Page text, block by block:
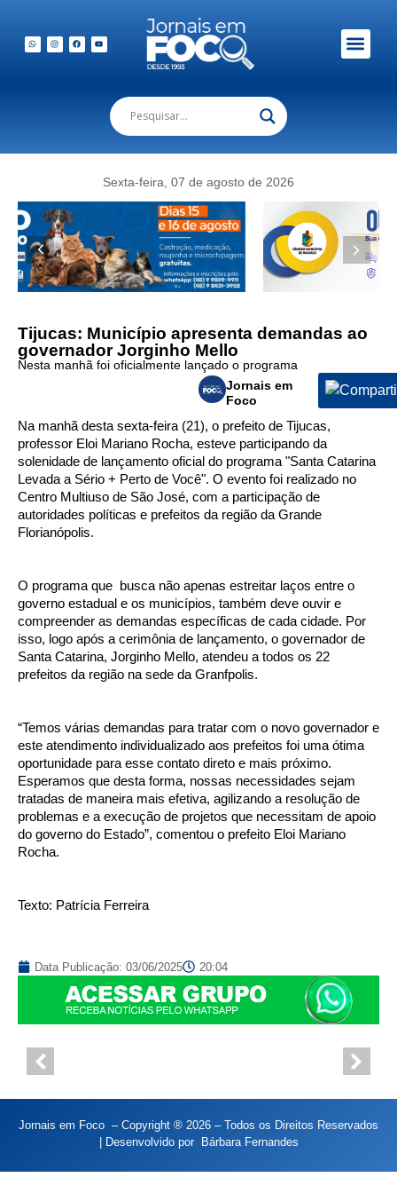
Sexta-feira, 07 de agosto de 2026
Tijucas: Município apresenta demandas ao
governador Jorginho Mello
Nesta manhã foi oficialmente lançado o programa
Jornais em
Foco
Na manhã desta sexta-feira (21), o prefeito de Tijucas,
professor Eloi Mariano Rocha, esteve participando da
solenidade de lançamento oficial do programa "Santa Catarina
Levada a Sério + Perto de Você". O evento foi realizado no
Centro Multiuso de São José, com a participação de
autoridades políticas e prefeitos da região da Grande
Florianópolis.
O programa que busca não apenas estreitar laços entre o
governo estadual e os municípios, também deve ouvir e
compreender as demandas específicas de cada cidade. Por
isso, logo após a cerimônia de lançamento, o governador de
Santa Catarina, Jorginho Mello, atendeu a todos os 22
prefeitos da região na sede da Granfpolis.
“Temos várias demandas para tratar com o novo governador e
este atendimento individualizado aos prefeitos foi uma ótima
oportunidade para esse contato direto e mais próximo.
Esperamos que desta forma, nossas necessidades sejam
tratadas de maneira mais efetiva, agilizando a resolução de
problemas e a execução de projetos que necessitam de apoio
do governo do Estado”, comentou o prefeito Eloi Mariano
Rocha.
Texto: Patrícia Ferreira
Data Publicação: 03/06/2025 20:04
Jornais em Foco – Copyright ® 2026 – Todos os Direitos Reservados
| Desenvolvido por Bárbara Fernandes